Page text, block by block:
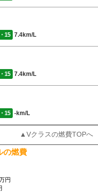
15 7.4km/L
15 7.4km/L
15 -km/L
▲Vクラスの燃費TOPへ
の燃費
円